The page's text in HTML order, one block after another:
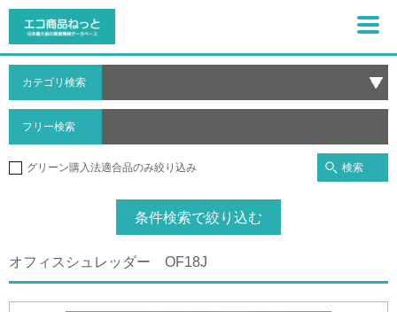
カテゴリ検索
フリー検索
グリーン購入法適合品のみ絞り込み 検索
条件検索で絞り込む
オフィスシュレッダー OF18J